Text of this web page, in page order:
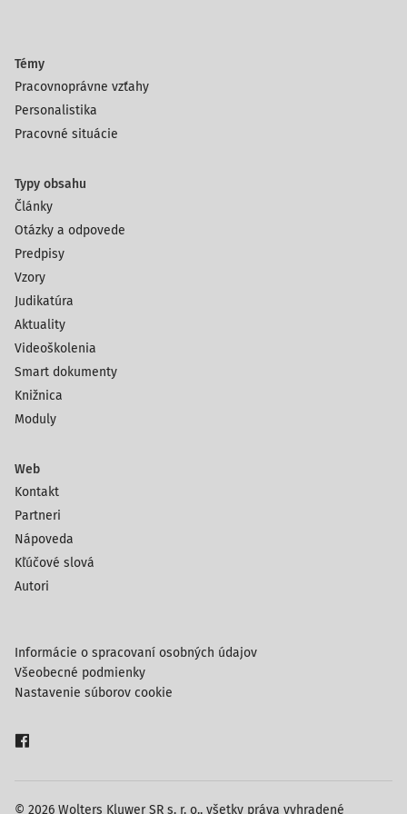
Témy
Pracovnoprávne vzťahy
Personalistika
Pracovné situácie
Typy obsahu
Články
Otázky a odpovede
Predpisy
Vzory
Judikatúra
Aktuality
Videoškolenia
Smart dokumenty
Knižnica
Moduly
Web
Kontakt
Partneri
Nápoveda
Kľúčové slová
Autori
© 2026 Wolters Kluwer SR s. r. o., všetky práva vyhradené
Informácie o spracovaní osobných údajov
Všeobecné podmienky
Nastavenie súborov cookie